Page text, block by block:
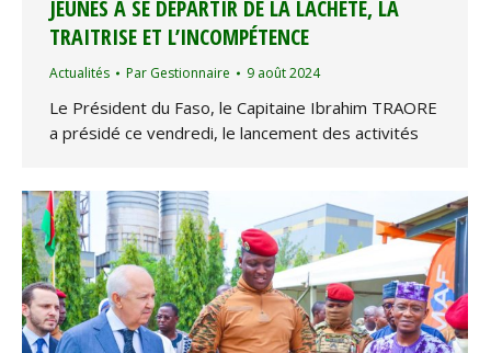
JEUNES À SE DÉPARTIR DE LA LÂCHETÉ, LA
TRAITRISE ET L’INCOMPÉTENCE
Actualités Par Gestionnaire 9 août 2024
Le Président du Faso, le Capitaine Ibrahim TRAORE
a présidé ce vendredi, le lancement des activités